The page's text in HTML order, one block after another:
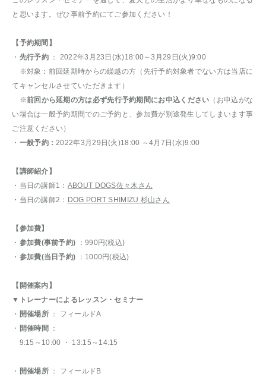
と思います。ぜひ事前予約にてご参加ください！
【予約期間】
・ 先行予約： 2022年3月23日(水)18:00～3月29日(火)9:00
※対象：前回延期時からの繰越の方（先行予約対象者でない方は当店に
てキャンセルさせていただきます）
※前回から延期の方は必ず先行予約期間にお申込ください （お申込がな
い場合は一般予約期間でのご予約と、参加費が別途発生してしまいます事
ご注意ください）
・ 一般予約：2022年3月29日(火)18:00 ～4月7日(水)9:00
【講師紹介】
・当日の講師1： ABOUT DOGS佐々木さん
・当日の講師2： DOG PORT SHIMIZU 杉山さん
【参加費】
・ 参加費(事前予約)
：990円(税込)
・ 参加費(当日予約) ：1000円(税込)
【開催案内】
▼トレーナーによるレッスン・セミナー
・ 開催場所 ： フィールドA
・ 開催時間 ：
9:15～10:00 ・ 13:15～14:15
・ 開催場所 ： フィールドB